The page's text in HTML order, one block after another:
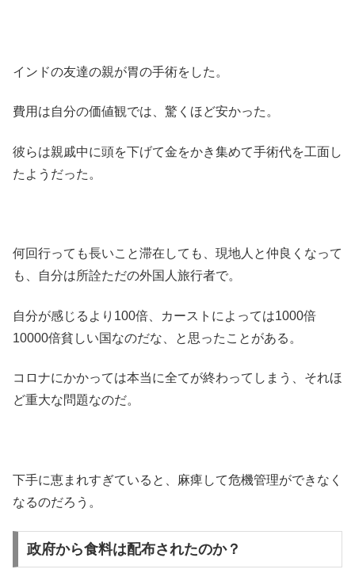
インドの友達の親が胃の手術をした。
費用は自分の価値観では、驚くほど安かった。
彼らは親戚中に頭を下げて金をかき集めて手術代を工面し
たようだった。
何回行っても長いこと滞在しても、現地人と仲良くなって
も、自分は所詮ただの外国人旅行者で。
自分が感じるより100倍、カーストによっては1000倍
10000倍貧しい国なのだな、と思ったことがある。
コロナにかかっては本当に全てが終わってしまう、それほ
ど重大な問題なのだ。
下手に恵まれすぎていると、麻痺して危機管理ができなく
なるのだろう。
政府から食料は配布されたのか？